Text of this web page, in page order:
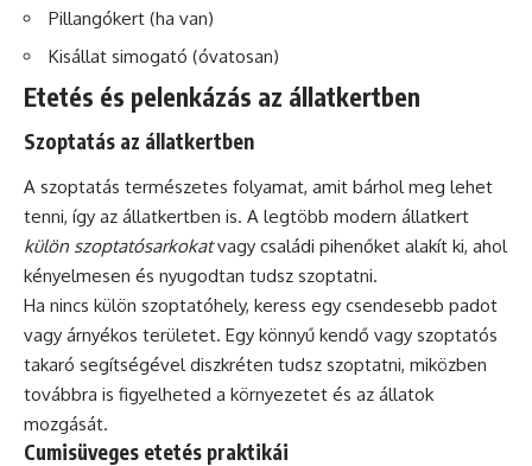
Pillangókert (ha van)
Kisállat simogató (óvatosan)
Etetés és pelenkázás az állatkertben
Szoptatás az állatkertben
A szoptatás természetes folyamat, amit bárhol meg lehet
tenni, így az állatkertben is. A legtöbb modern állatkert
külön szoptatósarkokatvagy családi pihenőket alakít ki, ahol
kényelmesen és nyugodtan tudsz szoptatni.
Ha nincs külön szoptatóhely, keress egy csendesebb padot
vagy árnyékos területet. Egy könnyű kendő vagy szoptatós
takaró segítségével diszkréten tudsz szoptatni, miközben
továbbra is figyelheted a környezetet és az állatok
mozgását.
Cumisüveges etetés praktikái